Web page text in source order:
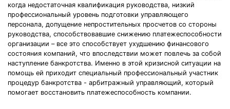
когда недостаточная квалификация руководства, низкий
профессиональный уровень подготовки управляющего
персонала, допущение непростительных просчетов со стороны
руководства, способствовавшие снижению платежеспособности
организации – все это способствует ухудшению финансового
состояния компаний, что впоследствии может повлечь за собой
наступление банкротства. Именно в этой кризисной ситуации на
помощь ей приходит специальный профессиональный участник
процедур банкротства - арбитражный управляющий, который
помогает восстановить платежеспособность компании.